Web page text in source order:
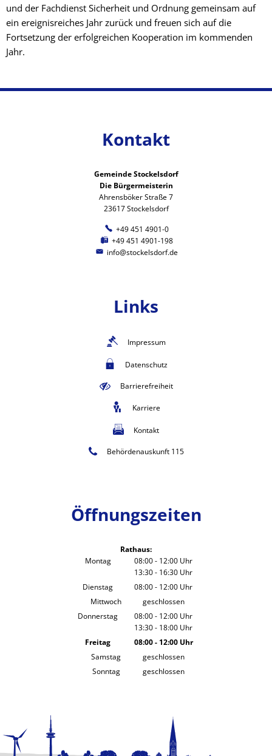
und der Fachdienst Sicherheit und Ordnung gemeinsam auf
ein ereignisreiches Jahr zurück und freuen sich auf die
Fortsetzung der erfolgreichen Kooperation im kommenden
Jahr.
Kontakt
Gemeinde Stockelsdorf
Die Bürgermeisterin
Ahrensböker Straße 7
23617 Stockelsdorf
+49 451 4901-0
+49 451 4901-198
info@stockelsdorf.de
Links
Impressum
Datenschutz
Barrierefreiheit
Karriere
Kontakt
Behördenauskunft 115
Öffnungszeiten
Rathaus:
Montag
08:00- 12:00 Uhr
Von 08:00 bis 12:00 Uhr
13:30- 16:30 Uhr
Von 13:30 bis 16:30 Uhr
Dienstag 08:00- 12:00 Uhr
Von 08:00 bis 12:00 Uhr
Mittwoch
geschlossen
Donnerstag
08:00- 12:00 Uhr
Von 08:00 bis 12:00 Uhr
13:30- 18:00 Uhr
Von 13:30 bis 18:00 Uhr
Freitag 08:00- 12:00Uhr
Von 08:00 bis 12:00 Uhr
Samstag
geschlossen
Sonntag
geschlossen